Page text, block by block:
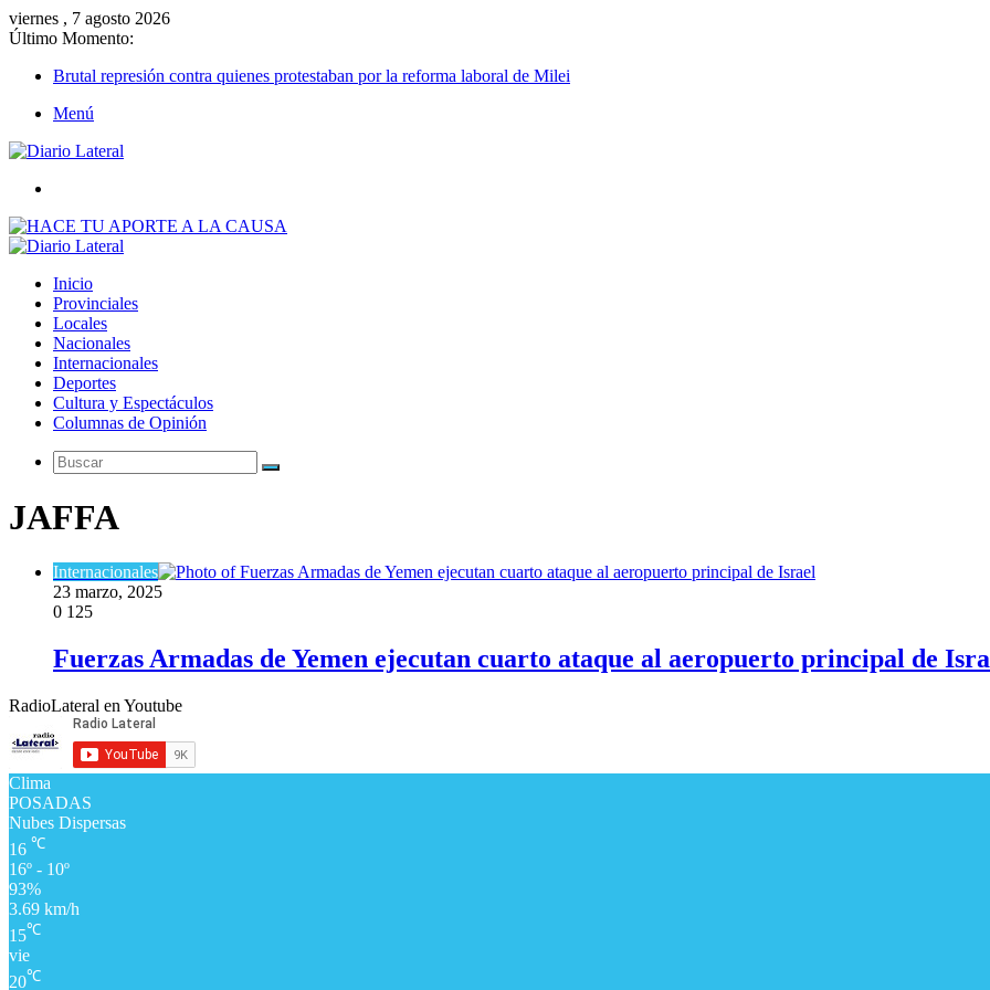
viernes , 7 agosto 2026
Último Momento:
Brutal represión contra quienes protestaban por la reforma laboral de Milei
Menú
Inicio
Provinciales
Locales
Nacionales
Internacionales
Deportes
Cultura y Espectáculos
Columnas de Opinión
Buscar
JAFFA
Internacionales
23 marzo, 2025
0 125
Fuerzas Armadas de Yemen ejecutan cuarto ataque al aeropuerto principal de
RadioLateral en Youtube
Clima
POSADAS
Nubes Dispersas
16 ℃
16º - 10º
93%
3.69 km/h
15℃
vie
20℃